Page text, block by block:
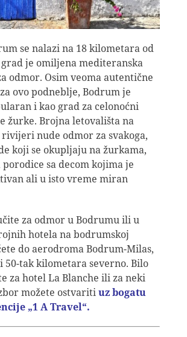
se nalazi na 18 kilometara od
je omiljena mediteranska
odmor. Osim veoma autentične
ovo podneblje, Bodrum je
i kao grad za celonoćni
žurke. Brojna letovališta na
nude odmor za svakoga,
koji se okupljaju na žurkama,
porodice sa decom kojima je
ali u isto vreme miran
za odmor u Bodrumu ili u
hotela na bodrumskoj
do aerodroma Bodrum-Milas,
50-tak kilometara severno. Bilo
za hotel La Blanche ili za neki
možete ostvaritiuz bogatu
„1 A Travel“.